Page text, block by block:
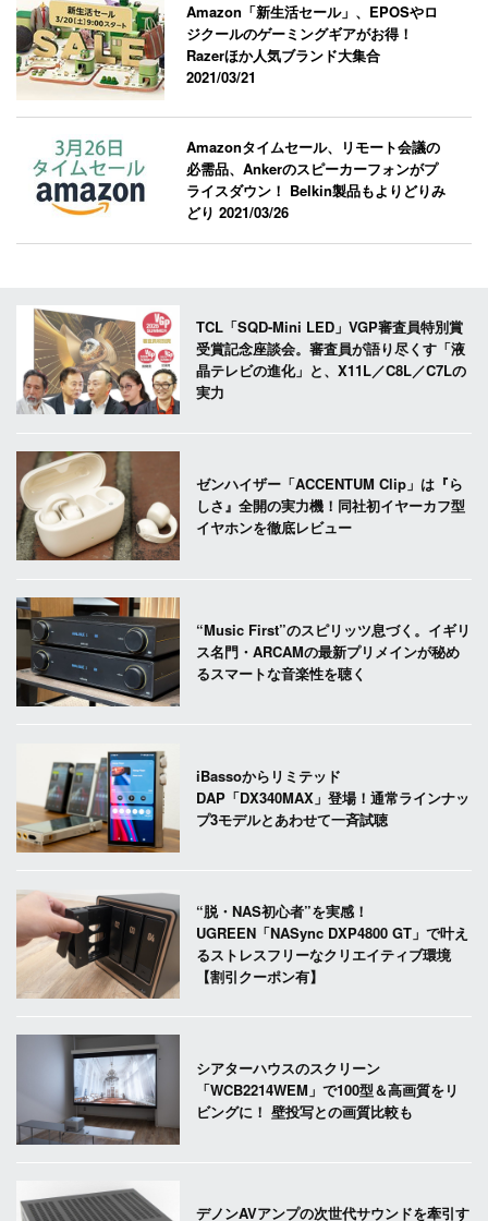
Amazon「新生活セール」、EPOSやロ
ジクールのゲーミングギアがお得！
Razerほか人気ブランド大集合
2021/03/21
Amazonタイムセール、リモート会議の
必需品、Ankerのスピーカーフォンがプ
ライスダウン！ Belkin製品もよりどりみ
どり2021/03/26
TCL「SQD-Mini LED」VGP審査員特別賞
受賞記念座談会。審査員が語り尽くす「液
晶テレビの進化」と、X11L／C8L／C7Lの
実力
ゼンハイザー「ACCENTUM Clip」は『ら
しさ』全開の実力機！同社初イヤーカフ型
イヤホンを徹底レビュー
“Music First”のスピリッツ息づく。イギリ
ス名門・ARCAMの最新プリメインが秘め
るスマートな音楽性を聴く
iBassoからリミテッド
DAP「DX340MAX」登場！通常ラインナッ
プ3モデルとあわせて一斉試聴
“脱・NAS初心者”を実感！
UGREEN「NASync DXP4800 GT」で叶え
るストレスフリーなクリエイティブ環境
【割引クーポン有】
シアターハウスのスクリーン
「WCB2214WEM」で100型＆高画質をリ
ビングに！ 壁投写との画質比較も
デノンAVアンプの次世代サウンドを牽引す